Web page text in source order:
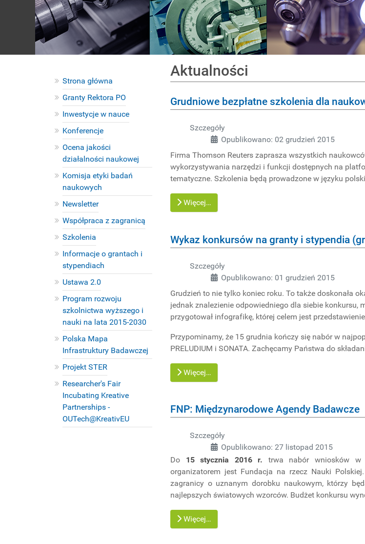
PROJEKTY
Strona główna
Granty Rektora PO
Inwestycje w nauce
Konferencje
Ocena jakości
działalności naukowej
Komisja etyki badań
naukowych
Newsletter
Współpraca z zagranicą
Szkolenia
Informacje o grantach i
stypendiach
Ustawa 2.0
Program rozwoju
szkolnictwa wyższego i
nauki na lata 2015-2030
Polska Mapa
Infrastruktury Badawczej
Projekt STER
Researcher's Fair
Incubating Kreative
Partnerships -
OUTech@KreativEU
Aktualności
Grudniowe bezpłatne szkolenia dla
Szczegóły
Opublikowano: 02 grudzień 2015
Firma Thomson Reuters zaprasza wszystkich
wykorzystywania narzędzi i funkcji dostępnych na
tematyczne. Szkolenia będą prowadzone w języku
Więcej…
Wykaz konkursów na granty i stypendia
Szczegóły
Opublikowano: 01 grudzień 2015
Grudzień to nie tylko koniec roku. To także doskonała
jednak znalezienie odpowiedniego dla siebie konkursu,
przygotował infografikę, której celem jest
Przypominamy, że 15 grudnia kończy się nabór w
PRELUDIUM i SONATA. Zachęcamy Państwa do
Więcej…
FNP: Międzynarodowe Agendy Badawcze
Szczegóły
Opublikowano: 27 listopad 2015
Do 15 stycznia 2016 r. trwa nabór wniosków w
organizatorem jest Fundacja na rzecz Nauki
zagranicy o uznanym dorobku naukowym, którzy
najlepszych światowych wzorców. Budżet konkursu
Więcej…